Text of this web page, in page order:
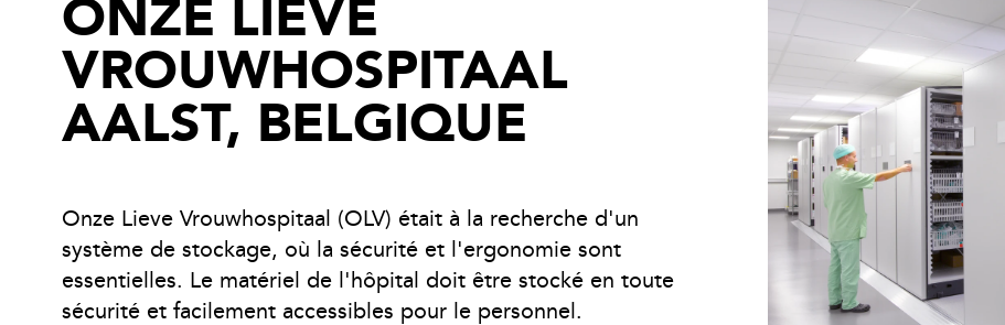
ONZE LIEVE
VROUWHOSPITAAL
AALST, BELGIQUE
Onze Lieve Vrouwhospitaal (OLV) était à la recherche d'un
système de stockage, où la sécurité et l'ergonomie sont
essentielles. Le matériel de l'hôpital doit être stocké en toute
sécurité et facilement accessibles pour le personnel.